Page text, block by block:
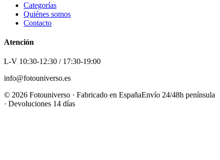
Categorías
Quiénes somos
Contacto
Atención
L-V 10:30-12:30 / 17:30-19:00
info@fotouniverso.es
© 2026 Fotouniverso · Fabricado en EspañaEnvío 24/48h península
· Devoluciones 14 días